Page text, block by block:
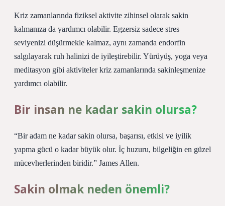
Kriz zamanlarında fiziksel aktivite zihinsel olarak sakin
kalmanıza da yardımcı olabilir. Egzersiz sadece stres
seviyenizi düşürmekle kalmaz, aynı zamanda endorfin
salgılayarak ruh halinizi de iyileştirebilir. Yürüyüş, yoga veya
meditasyon gibi aktiviteler kriz zamanlarında sakinleşmenize
yardımcı olabilir.
Bir insan ne kadar sakin olursa?
“Bir adam ne kadar sakin olursa, başarısı, etkisi ve iyilik
yapma gücü o kadar büyük olur. İç huzuru, bilgeliğin en güzel
mücevherlerinden biridir.” James Allen.
Sakin olmak neden önemli?